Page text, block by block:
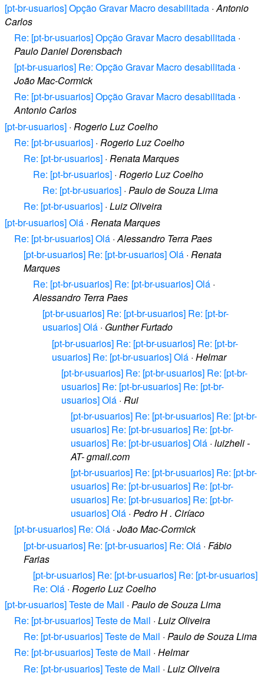
[pt-br-usuarios] Opção Gravar Macro desabilitada ·Antonio
Carlos
Re: [pt-br-usuarios] Opção Gravar Macro desabilitada ·
Paulo Daniel Dorensbach
[pt-br-usuarios] Re: Opção Gravar Macro desabilitada ·
João Mac-Cormick
Re: [pt-br-usuarios] Opção Gravar Macro desabilitada ·
Antonio Carlos
[pt-br-usuarios] · Rogerio Luz Coelho
Re: [pt-br-usuarios] · Rogerio Luz Coelho
Re: [pt-br-usuarios] · Renata Marques
Re: [pt-br-usuarios] · Rogerio Luz Coelho
Re: [pt-br-usuarios] · Paulo de Souza Lima
Re: [pt-br-usuarios] · Luiz Oliveira
[pt-br-usuarios] Olá · Renata Marques
Re: [pt-br-usuarios] Olá ·Alessandro Terra Paes
[pt-br-usuarios] Re: [pt-br-usuarios] Olá · Renata
Marques
Re: [pt-br-usuarios] Re: [pt-br-usuarios] Olá ·
Alessandro Terra Paes
[pt-br-usuarios] Re: [pt-br-usuarios] Re: [pt-br-
usuarios] Olá · Gunther Furtado
[pt-br-usuarios] Re: [pt-br-usuarios] Re: [pt-br-
usuarios] Re: [pt-br-usuarios] Olá · Helmar
[pt-br-usuarios] Re: [pt-br-usuarios] Re: [pt-br-
usuarios] Re: [pt-br-usuarios] Re: [pt-br-
usuarios] Olá · Rui
[pt-br-usuarios] Re: [pt-br-usuarios] Re: [pt-br-
usuarios] Re: [pt-br-usuarios] Re: [pt-br-
usuarios] Re: [pt-br-usuarios] Olá · luizheli -
AT- gmail.com
[pt-br-usuarios] Re: [pt-br-usuarios] Re: [pt-br-
usuarios] Re: [pt-br-usuarios] Re: [pt-br-
usuarios] Re: [pt-br-usuarios] Re: [pt-br-
usuarios] Olá · Pedro H . Ciríaco
[pt-br-usuarios] Re: Olá · João Mac-Cormick
[pt-br-usuarios] Re: [pt-br-usuarios] Re: Olá · Fábio
Farias
[pt-br-usuarios] Re: [pt-br-usuarios] Re: [pt-br-usuarios]
Re: Olá · Rogerio Luz Coelho
[pt-br-usuarios] Teste de Mail · Paulo de Souza Lima
Re: [pt-br-usuarios] Teste de Mail · Luiz Oliveira
Re: [pt-br-usuarios] Teste de Mail · Paulo de Souza Lima
Re: [pt-br-usuarios] Teste de Mail · Helmar
Re: [pt-br-usuarios] Teste de Mail · Luiz Oliveira